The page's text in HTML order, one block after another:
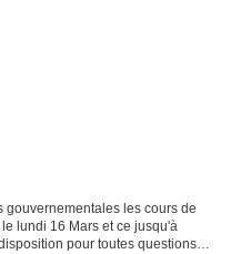
gouvernementales les cours de
lundi 16 Mars et ce jusqu'à
pour toutes questions